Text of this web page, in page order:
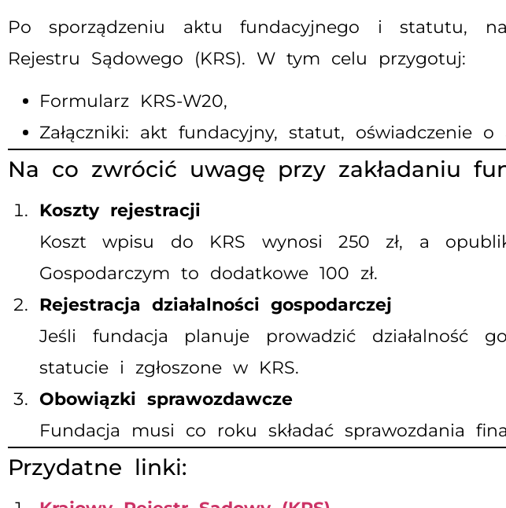
Po sporządzeniu aktu fundacyjnego i statutu,
Rejestru Sądowego (KRS). W tym celu przygotuj:
Formularz KRS-W20,
Załączniki: akt fundacyjny, statut, oświadczenie
Na co zwrócić uwagę przy zakładaniu
Koszty rejestracji
Koszt wpisu do KRS wynosi 250 zł, a
Gospodarczym to dodatkowe 100 zł.
Rejestracja działalności gospodarczej
Jeśli fundacja planuje prowadzić działalność
statucie i zgłoszone w KRS.
Obowiązki sprawozdawcze
Fundacja musi co roku składać sprawozdania
Przydatne linki: